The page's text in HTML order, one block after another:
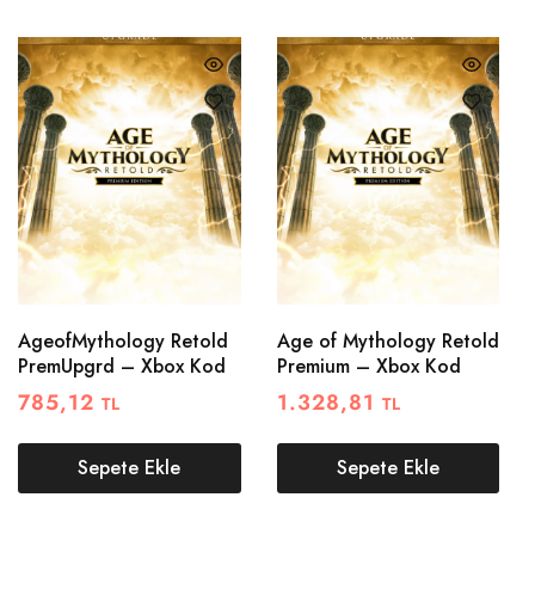
AgeofMythology Retold
PremUpgrd – Xbox Kod
785,12 TL
Sepete Ekle
Age of Mythology Retold
Premium – Xbox Kod
1.328,81 TL
Sepete Ekle